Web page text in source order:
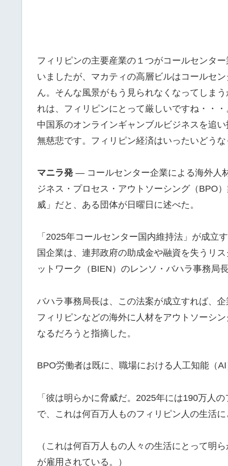
フィリピンの主要産業の１つがコールセンタ
いましたが、マカティの高層ビルはコールセ
ん。そんな風景がもう見られなくなってしま
れは、フィリピンにとって厳しいですね・・
中国系のオンラインギャンブルビジネスを追
無慈悲です。フィリピン経済はいったいどう
マニラ発 — コールセンター企業による海外人
ジネス・プロセス・アウトソーシング（BPO
威」だと、ある団体が日曜日に述べた。
「2025年コールセンター国内維持法」が成立
国企業は、連邦政府の助成金や融資を失うリ
ットワーク（BIEN）のレンソ・バハラ事務局長
バハラ事務局長は、この法案が成立すれば、
フィリピンなどの海外に人材をアウトソーシ
なるだろうと指摘した。
BPO労働者は既に、職場における人工知能（
「彼は明らかに脅威だ。2025年には190万人
で、これは何百万人ものフィリピン人の生活に
（これは何百万人もの人々の生活にとって明
が雇用されている。）